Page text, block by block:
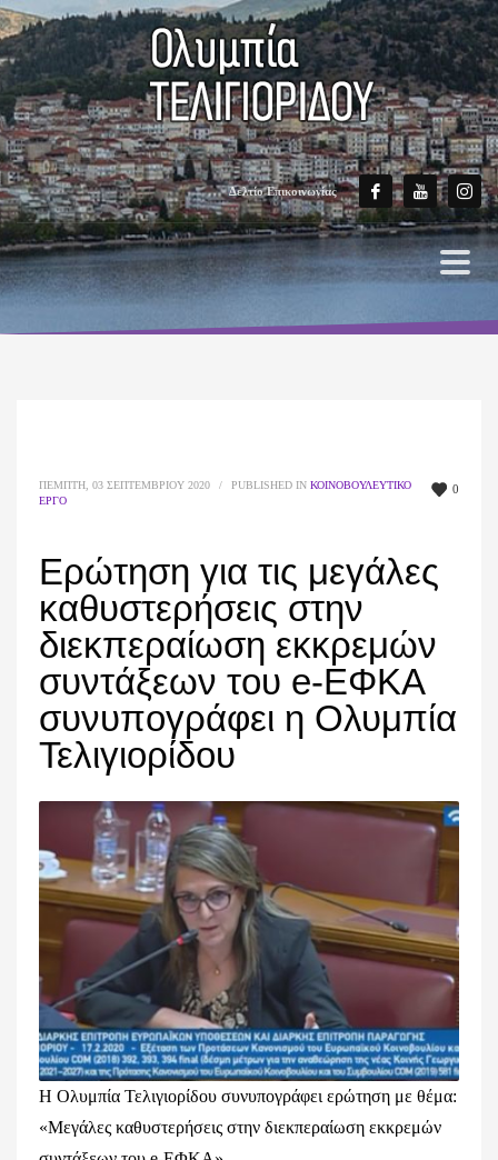
Δελτίο Επικοινωνίας
0
ΠΈΜΠΤΗ, 03 ΣΕΠΤΕΜΒΡΊΟΥ 2020 / PUBLISHED IN ΚΟΙΝΟΒΟΥΛΕΥΤΙΚΌ
ΈΡΓΟ
Ερώτηση για τις μεγάλες
καθυστερήσεις στην
διεκπεραίωση εκκρεμών
συντάξεων του e-ΕΦΚΑ
συνυπογράφει η Ολυμπία
Τελιγιορίδου
Η Ολυμπία Τελιγιορίδου συνυπογράφει ερώτηση με θέμα:
«Μεγάλες καθυστερήσεις στην διεκπεραίωση εκκρεμών